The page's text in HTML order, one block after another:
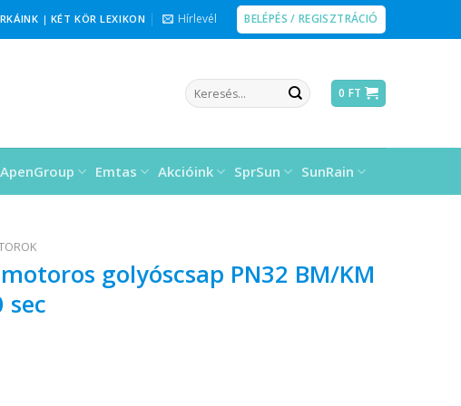
| KÉT KÖR LEXIKON Hírlevél BELÉPÉS / REGISZTRÁCIÓ
Keresés
a
0 FT
ApenGroup Emtas Akcióink SprSun SunRain
golyóscsap PN32 BM/KM
sec